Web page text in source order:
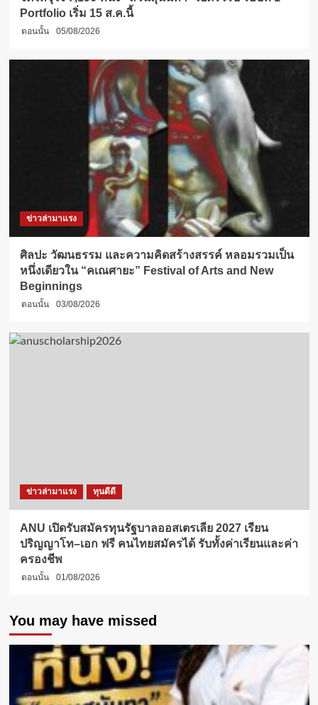
Portfolio เริ่ม 15 ส.ค.นี้
ตอนนั้น 05/08/2026
ข่าวล่ามาแรง
ศิลปะ วัฒนธรรม และความคิดสร้างสรรค์ หลอมรวมเป็น
หนึ่งเดียวใน “คเณศายะ” Festival of Arts and New
Beginnings
ตอนนั้น 03/08/2026
ข่าวล่ามาแรง ทุนดีดี
ANU เปิดรับสมัครทุนรัฐบาลออสเตรเลีย 2027 เรียน
ปริญญาโท–เอก ฟรี คนไทยสมัครได้ รับทั้งค่าเรียนและค่า
ครองชีพ
ตอนนั้น 01/08/2026
You may have missed